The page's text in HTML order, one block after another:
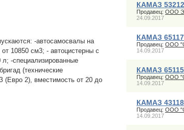
-автосамосвалы на
10850 см3; - автоцистерны с
-специализированные
(технические
(Евро 2), вместимость от 20 до
КАМАЗ 53212
Продавец: ООО
24.09.2017
КАМАЗ
Продавец: ООО
14.09.2017
КАМАЗ
Продавец: ООО
14.09.2017
КАМАЗ
Продавец: ООО
14.09.2017